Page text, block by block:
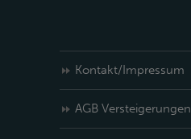
Kontakt/Impressum
AGB Versteigerungen